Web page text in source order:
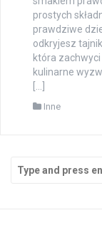
prostych
prawdziwe
odkryjesz
która
kulinarne
[…]
Inne
Search
for: